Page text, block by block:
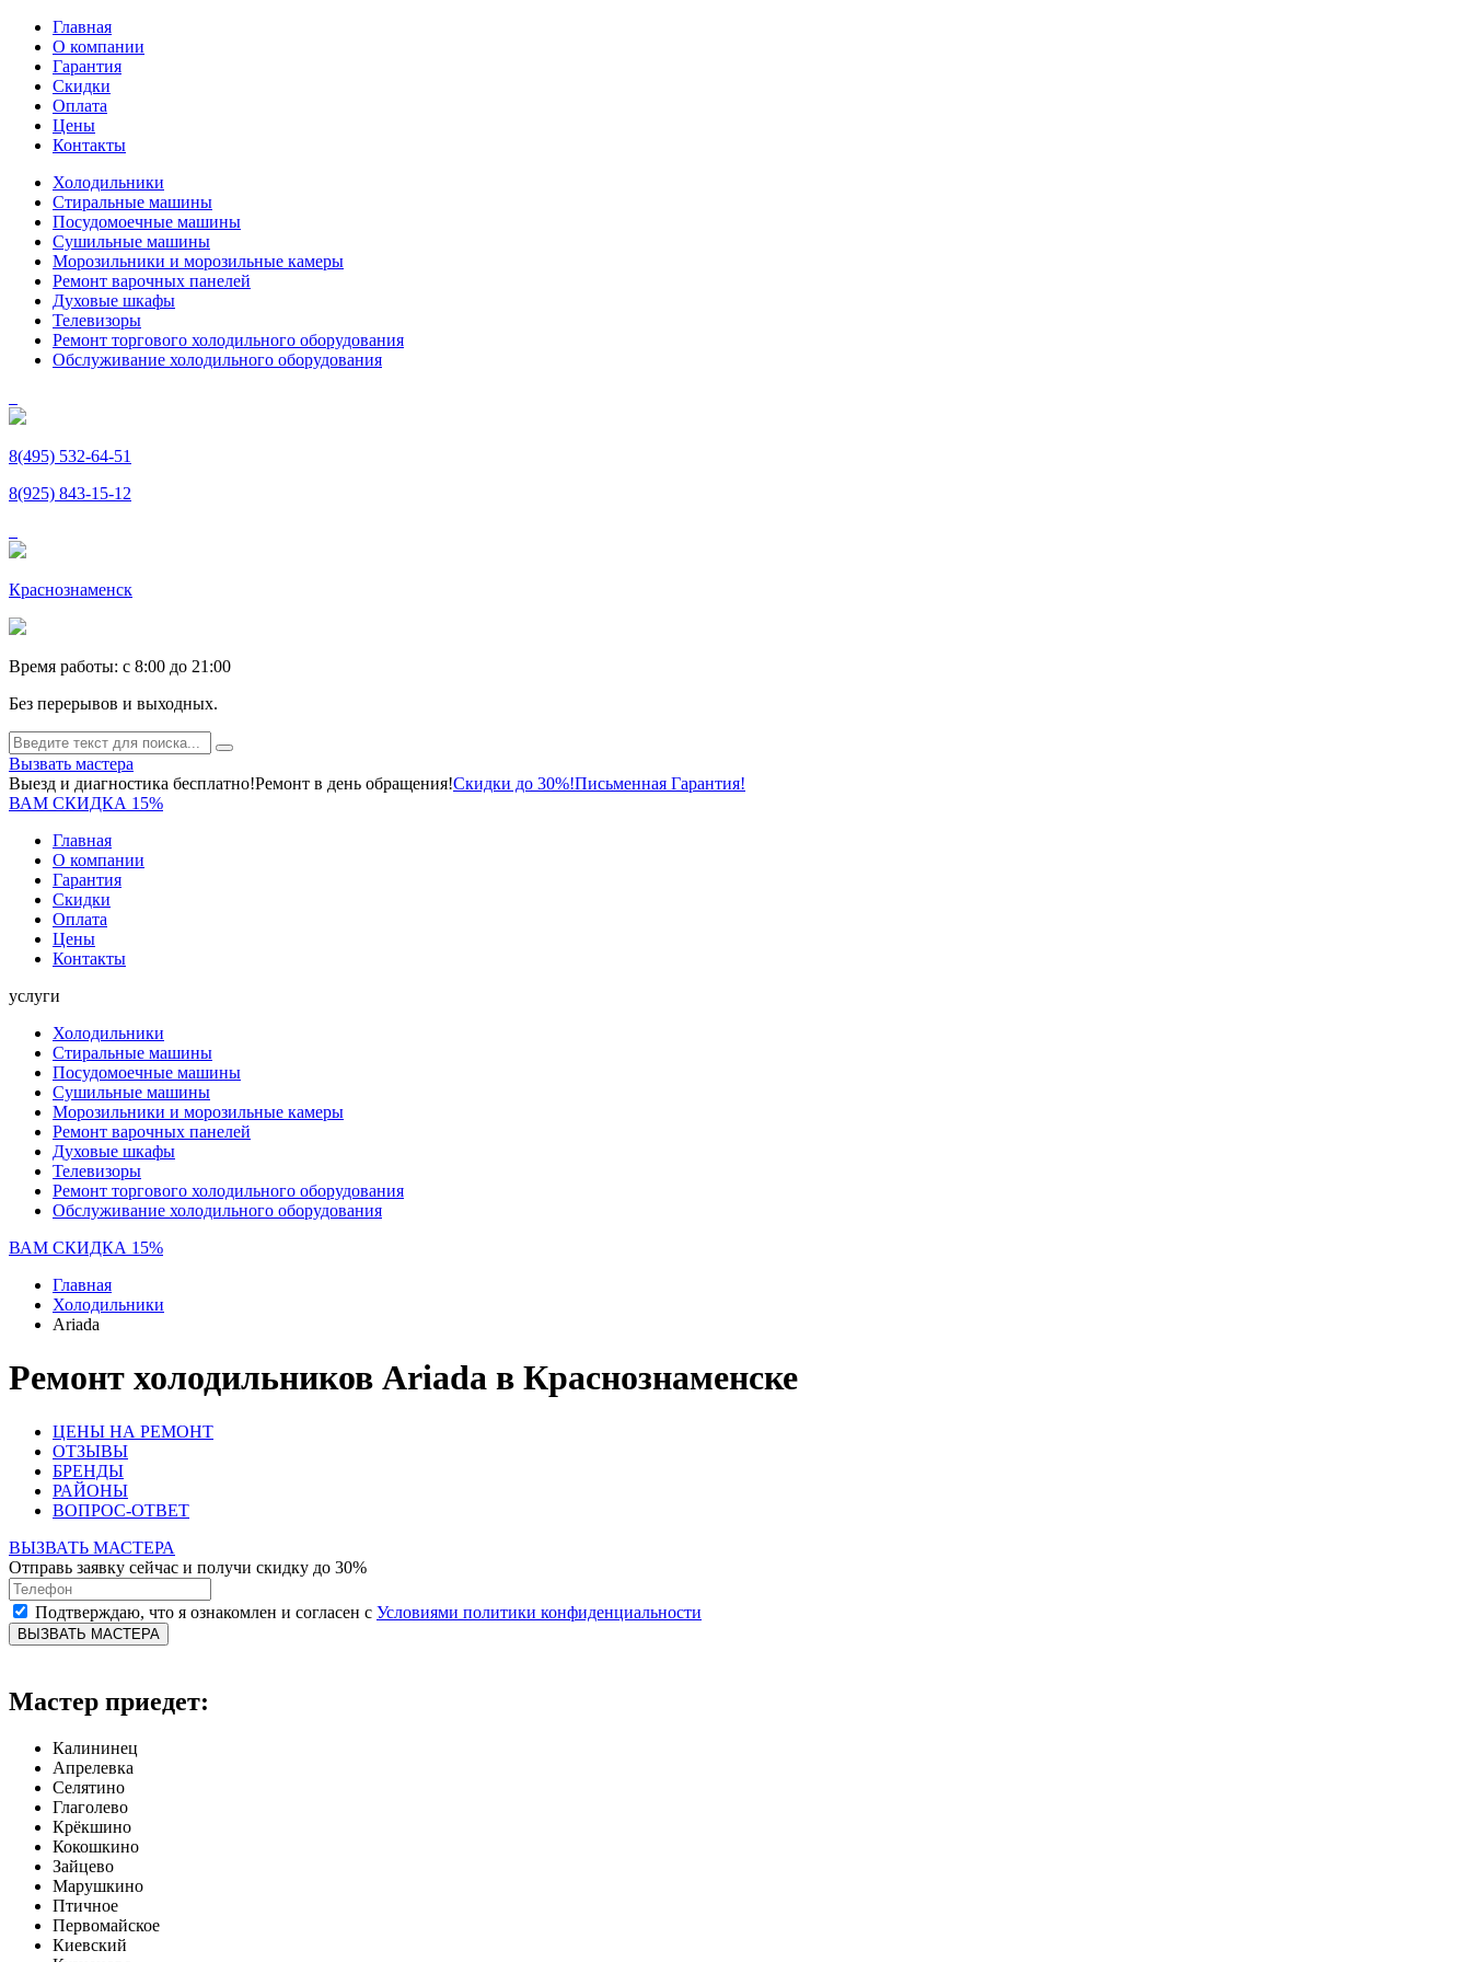
Главная
О компании
Гарантия
Скидки
Оплата
Цены
Контакты
Холодильники
Стиральные машины
Посудомоечные машины
Сушильные машины
Морозильники и морозильные камеры
Ремонт варочных панелей
Духовые шкафы
Телевизоры
Ремонт торгового холодильного оборудования
Обслуживание холодильного оборудования
8(495) 532-64-51
8(925) 843-15-12
Краснознаменск
Время работы: c 8:00 до 21:00
Без перерывов и выходных.
Вызвать мастера
Выезд и диагностика бесплатно!Ремонт в день обращения!Скидки до 30%!Письменная Гарантия!
ВАМ СКИДКА 15%
Главная
О компании
Гарантия
Скидки
Оплата
Цены
Контакты
услуги
Холодильники
Стиральные машины
Посудомоечные машины
Сушильные машины
Морозильники и морозильные камеры
Ремонт варочных панелей
Духовые шкафы
Телевизоры
Ремонт торгового холодильного оборудования
Обслуживание холодильного оборудования
ВАМ СКИДКА 15%
Главная
Холодильники
Ariada
Ремонт холодильников Ariada в Краснознаменске
ЦЕНЫ НА РЕМОНТ
ОТЗЫВЫ
БРЕНДЫ
РАЙОНЫ
ВОПРОС-ОТВЕТ
ВЫЗВАТЬ МАСТЕРА
Отправь заявку сейчас и получи скидку до 30%
Подтверждаю, что я ознакомлен и согласен с Условиями политики конфиденциальности
ВЫЗВАТЬ МАСТЕРА
Мастер приедет:
Калининец
Апрелевка
Селятино
Глаголево
Крёкшино
Кокошкино
Зайцево
Марушкино
Птичное
Первомайское
Киевский